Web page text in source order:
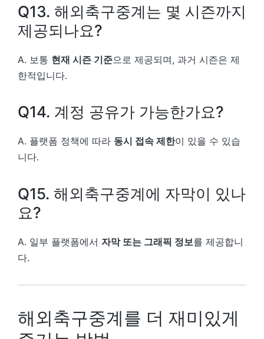
Q13. 해외축구중계는 몇 시즌까지
제공되나요?
A. 보통 현재 시즌 기준으로 제공되며, 과거 시즌은 제
한적입니다.
Q14. 계정 공유가 가능한가요?
A. 플랫폼 정책에 따라 동시 접속 제한이 있을 수 있습
니다.
Q15. 해외축구중계에 자막이 있나
요?
A. 일부 플랫폼에서 자막 또는 그래픽 정보를 제공합니
다.
해외축구중계를 더 재미있게